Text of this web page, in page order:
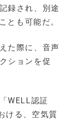
録され、別途
とも可能だ。
た際に、音声
ションを促
WELL認証
ける、空気質